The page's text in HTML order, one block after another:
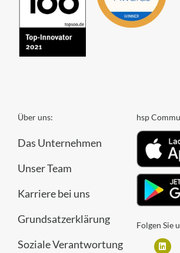
Über uns:
Das Unternehmen
Unser Team
Karriere bei uns
Grundsatzerklärung
Soziale Verantwortung
hsp
Folgen Sie